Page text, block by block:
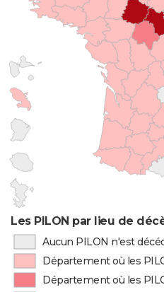
Les PILON par lieu de
Aucun PILON n'est
Département où les
Département où les